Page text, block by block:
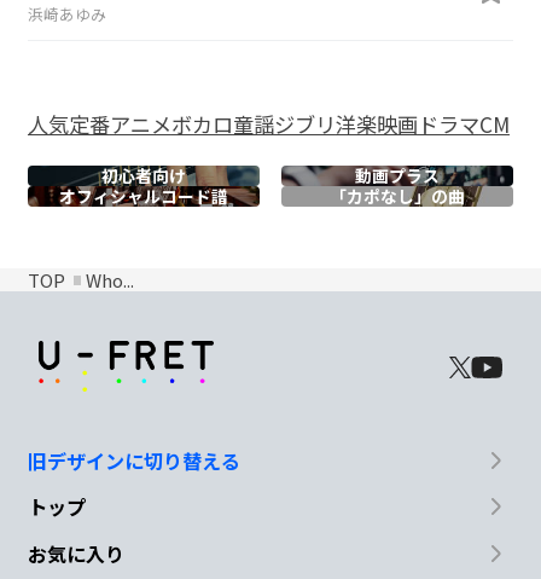
浜崎あゆみ
人気定番アニメボカロ童謡ジブリ洋楽映画ドラマCM
初心者向け
動画プラス
オフィシャルコード譜 「カポなし」の曲
TOP Who...
旧デザインに切り替える
トップ
お気に入り